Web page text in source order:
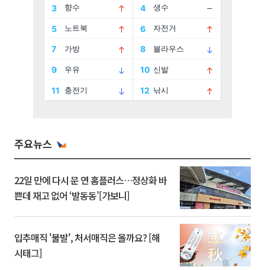
주요뉴스
22일 만에 다시 문 연 홈플러스…정상화 바
쁜데 재고 없어 ‘발동동’[가보니]
입추매직 '불발', 처서매직은 올까요? [해
시태그]